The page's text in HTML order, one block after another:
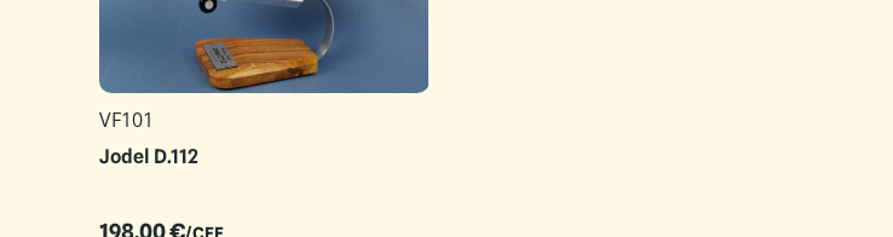
VF101
Jodel D.112
198.00€